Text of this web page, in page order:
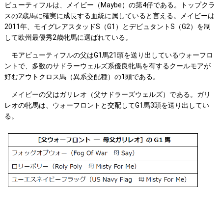
ビューティフルは、メイビー（Maybe）の第4仔である。トップクラ
スの2歳馬に確実に成長する血統に属していると言える。メイビーは
2011年、モイグレアスタッドS（G1）とデビュタントS（G2）を制
して欧州最優秀2歳牝馬に選ばれている。
モアビューティフルの父はG1馬21頭を送り出しているウォーフロ
ントで、多数のサドラーウェルズ系優良牝馬を有するクールモアが
好むアウトクロス馬（異系交配種）の1頭である。
メイビーの父はガリレオ（父サドラーズウェルズ）である。ガリ
レオの牝馬は、ウォーフロントと交配してG1馬3頭を送り出してい
る。